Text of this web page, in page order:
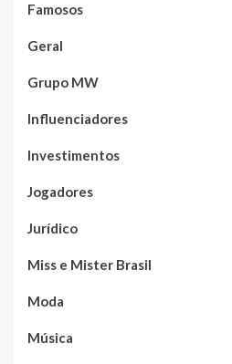
Famosos
Geral
Grupo MW
Influenciadores
Investimentos
Jogadores
Jurídico
Miss e Mister Brasil
Moda
Música